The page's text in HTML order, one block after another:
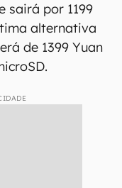
sairá por 1199
alternativa
de 1399 Yuan